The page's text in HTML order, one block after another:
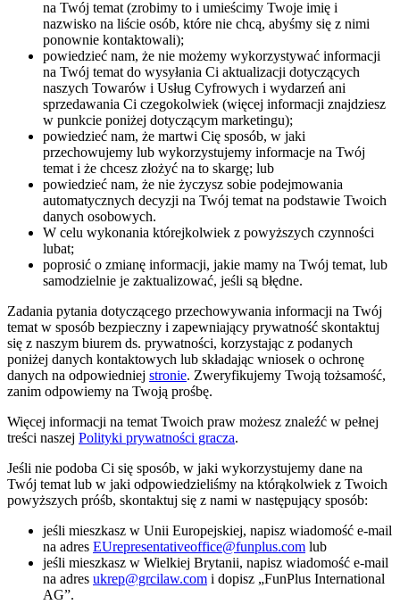
na Twój temat (zrobimy to i umieścimy Twoje imię i
nazwisko na liście osób, które nie chcą, abyśmy się z nimi
ponownie kontaktowali);
powiedzieć nam, że nie możemy wykorzystywać informacji
na Twój temat do wysyłania Ci aktualizacji dotyczących
naszych Towarów i Usług Cyfrowych i wydarzeń ani
sprzedawania Ci czegokolwiek (więcej informacji znajdziesz
w punkcie poniżej dotyczącym marketingu);
powiedzieć nam, że martwi Cię sposób, w jaki
przechowujemy lub wykorzystujemy informacje na Twój
temat i że chcesz złożyć na to skargę; lub
powiedzieć nam, że nie życzysz sobie podejmowania
automatycznych decyzji na Twój temat na podstawie Twoich
danych osobowych.
W celu wykonania którejkolwiek z powyższych czynności
lubat;
poprosić o zmianę informacji, jakie mamy na Twój temat, lub
samodzielnie je zaktualizować, jeśli są błędne.
Zadania pytania dotyczącego przechowywania informacji na Twój
temat w sposób bezpieczny i zapewniający prywatność skontaktuj
się z naszym biurem ds. prywatności, korzystając z podanych
poniżej danych kontaktowych lub składając wniosek o ochronę
danych na odpowiedniej stronie. Zweryfikujemy Twoją tożsamość,
zanim odpowiemy na Twoją prośbę.
Więcej informacji na temat Twoich praw możesz znaleźć w pełnej
treści naszej Polityki prywatności gracza.
Jeśli nie podoba Ci się sposób, w jaki wykorzystujemy dane na
Twój temat lub w jaki odpowiedzieliśmy na którąkolwiek z Twoich
powyższych próśb, skontaktuj się z nami w następujący sposób:
jeśli mieszkasz w Unii Europejskiej, napisz wiadomość e-mail
na adres EUrepresentativeoffice@funplus.com lub
jeśli mieszkasz w Wielkiej Brytanii, napisz wiadomość e-mail
na adres ukrep@grcilaw.com i dopisz „FunPlus International
AG”.